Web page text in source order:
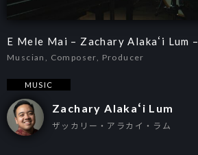
E Mele Mai – Zachary Alakaʻi Lum –
Muscian, Composer, Producer
MUSIC
Zachary Alakaʻi Lum
ザッカリー・アラカイ・ラム